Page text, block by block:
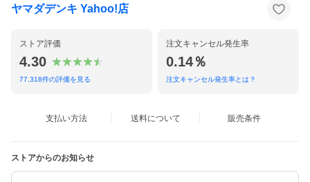
ヤマダデンキ Yahoo!店
ストア評価
4.30
77,318件の評価を見る
注文キャンセル発生率
0.14％
注文キャンセル発生率とは？
支払い方法 送料について 販売条件
ストアからのお知らせ